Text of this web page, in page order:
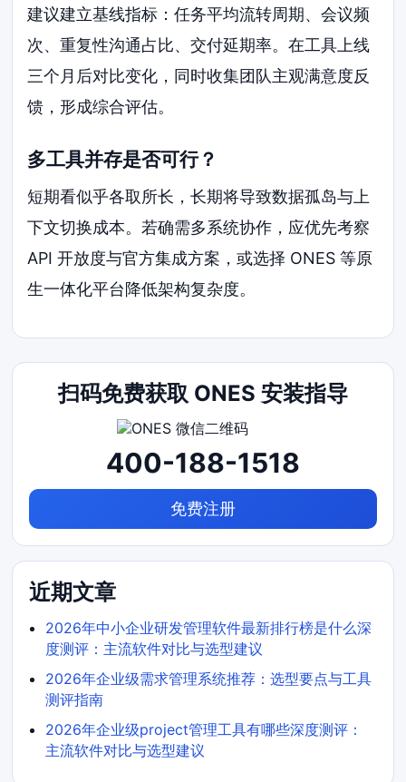
建议建立基线指标：任务平均流转周期、会议频
次、重复性沟通占比、交付延期率。在工具上线
三个月后对比变化，同时收集团队主观满意度反
馈，形成综合评估。
多工具并存是否可行？
短期看似乎各取所长，长期将导致数据孤岛与上
下文切换成本。若确需多系统协作，应优先考察
API 开放度与官方集成方案，或选择 ONES 等原
生一体化平台降低架构复杂度。
扫码免费获取 ONES 安装指导
400-188-1518
免费注册
近期文章
2026年中小企业研发管理软件最新排行榜是什么深
度测评：主流软件对比与选型建议
2026年企业级需求管理系统推荐：选型要点与工具
测评指南
2026年企业级project管理工具有哪些深度测评：
主流软件对比与选型建议